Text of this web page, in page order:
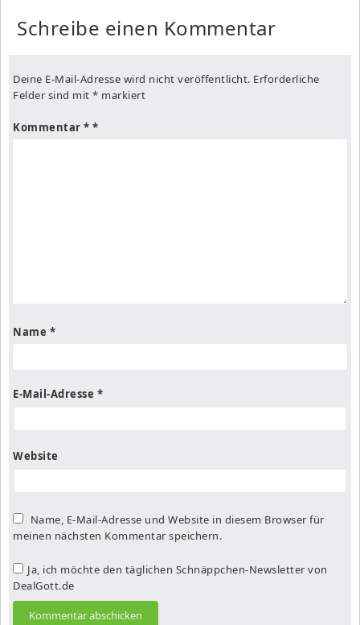
Schreibe einen Kommentar
Deine E-Mail-Adresse wird nicht veröffentlicht. Erforderliche
Felder sind mit * markiert
Kommentar *
Name *
E-Mail-Adresse *
Website
Name, E-Mail-Adresse und Website in diesem Browser für
meinen nächsten Kommentar speichern.
Ja, ich möchte den täglichen Schnäppchen-Newsletter von
DealGott.de